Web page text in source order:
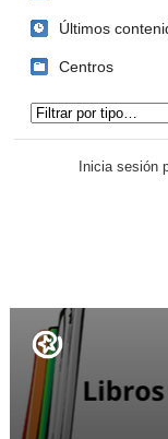
Últimos
Centros
Inicia sesión